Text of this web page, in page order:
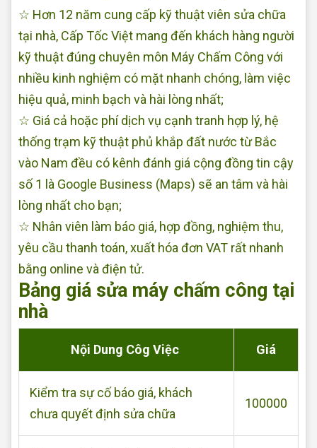
☆ Hơn 12 năm cung cấp kỹ thuật viên sửa chữa
tại nhà, Cấp Tốc Việt mang đến khách hàng người
kỹ thuật đúng chuyên môn Máy Chấm Công với
nhiều kinh nghiệm có mặt nhanh chóng, làm việc
hiệu quả, minh bạch và hài lòng nhất;
☆ Giá cả hoặc phí dịch vụ cạnh tranh hợp lý, hệ
thống trạm kỹ thuật phủ khắp đất nước từ Bắc
vào Nam đều có kênh đánh giá cộng đồng tin cậy
số 1 là Google Business (Maps) sẽ an tâm và hài
lòng nhất cho bạn;
☆ Nhân viên làm báo giá, hợp đồng, nghiệm thu,
yêu cầu thanh toán, xuất hóa đơn VAT rất nhanh
bằng online và điện tử.
Bảng giá sửa máy chấm công tại
nhà
Nội Dung Côg Việc Giá
Kiểm tra sự cố báo giá, khách
chưa quyết định sửa chữa
100000